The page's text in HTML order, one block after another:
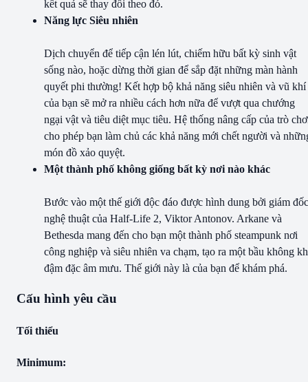
kết quả sẽ thay đổi theo đó.
Năng lực Siêu nhiên
Dịch chuyển để tiếp cận lén lút, chiếm hữu bất kỳ sinh vật
sống nào, hoặc dừng thời gian để sắp đặt những màn hành
quyết phi thường! Kết hợp bộ khả năng siêu nhiên và vũ khí
của bạn sẽ mở ra nhiều cách hơn nữa để vượt qua chướng
ngại vật và tiêu diệt mục tiêu. Hệ thống nâng cấp của trò
cho phép bạn làm chủ các khả năng mới chết người và
món đồ xảo quyệt.
Một thành phố không giống bất kỳ nơi nào khác
Bước vào một thế giới độc đáo được hình dung bởi giám đốc
nghệ thuật của Half-Life 2, Viktor Antonov. Arkane và
Bethesda mang đến cho bạn một thành phố steampunk nơi
công nghiệp và siêu nhiên va chạm, tạo ra một bầu không
đậm đặc âm mưu. Thế giới này là của bạn để khám phá.
Cấu hình yêu cầu
Tối thiểu
Minimum: